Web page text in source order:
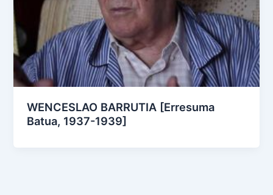
WENCESLAO BARRUTIA [Erresuma
Batua, 1937-1939]